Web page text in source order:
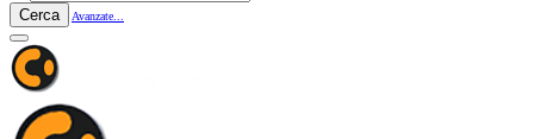
Cerca Avanzate...